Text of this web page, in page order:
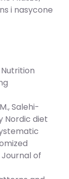
i nasycone
Salehi-
Nordic diet
of